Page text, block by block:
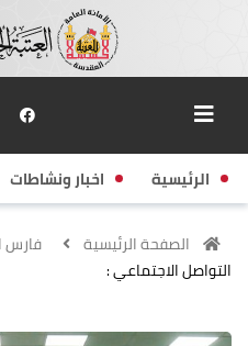
الرئيسية اخبار ونشاطات
الصفحة الرئيسية
فارس
التواصل الاجتماعي :